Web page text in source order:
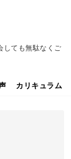
しても無駄なくご
カリキュラム